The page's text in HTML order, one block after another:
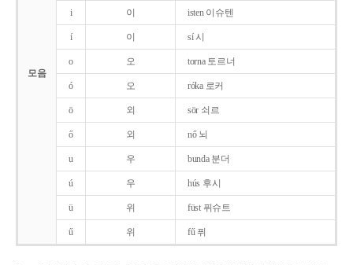
모음
i 이 isten 이슈텐
í 이 sí 시
o 오 torna 토르너
ó 오 róka 로커
ö 외 sör 쇠르
ő 외 nő 뇌
u 우 bunda 분더
ú 우 hús 후시
ü 위 füst 퓌슈트
ű 위 fű 퓌